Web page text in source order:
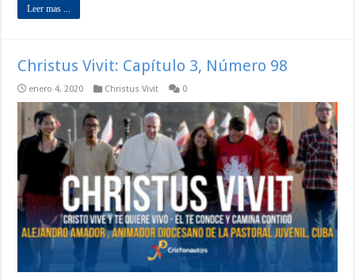
Leer mas ...
Christus Vivit: Capítulo 3, Número 98
enero 4, 2020 Christus Vivit 0